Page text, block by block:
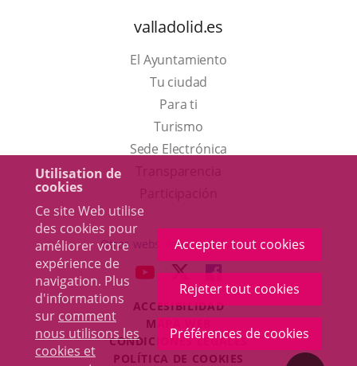
Utilisation de
cookies
Ce site Web utilise
des cookies pour
améliorer votre
expérience de
navigation. Plus
d'informations
sur comment
nous utilisons les
cookies et
Accepter tout cookies
Rejeter tout cookies
Préférences de cookies
valladolid.es
El Ayuntamiento
Tu ciudad
Para ti
TurismoEste
enlace
una
ventana
nueva.
Sede Electrónica
externa.
Otras webs del ayuntamiento
ENLACE
UNA
APLICACIÓN
EXTERNA.
ENLACE
A
UNA
APLICACIÓN
EXTERNA.
ENLACE
A
UNA
APLICACIÓN
EXTERNA.
ACCESIBILIDAD
MAPA WEB
CONDICIONES LEGALES
POLÍTICA DE COOKIES